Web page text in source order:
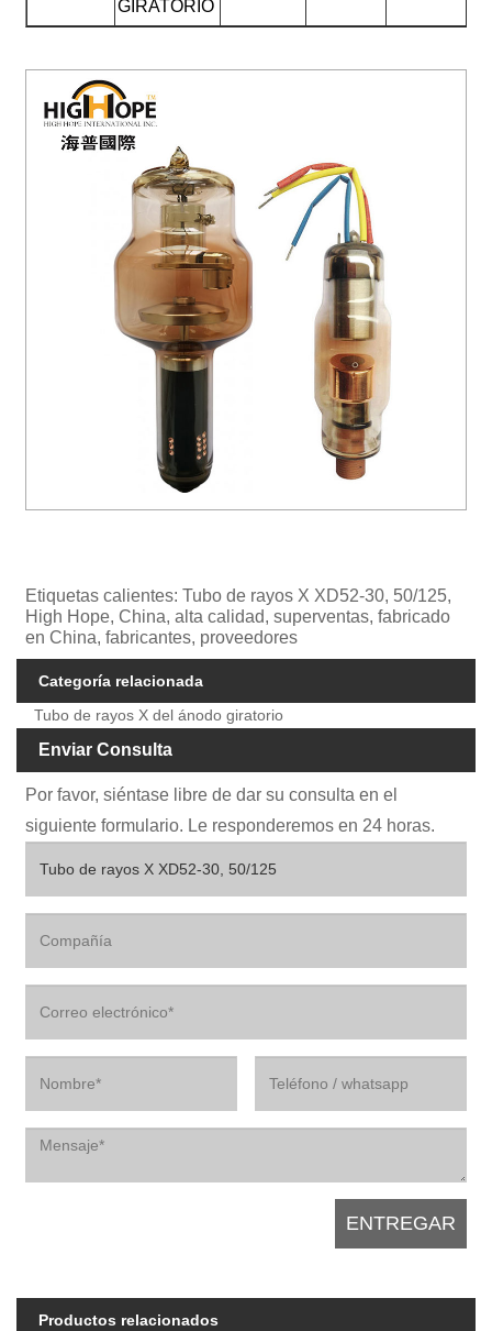
GIRATORIO
Etiquetas calientes: Tubo de rayos X XD52-30, 50/125,
High Hope, China, alta calidad, superventas, fabricado
en China, fabricantes, proveedores
Categoría relacionada
Tubo de rayos X del ánodo giratorio
Enviar Consulta
Por favor, siéntase libre de dar su consulta en el
siguiente formulario. Le responderemos en 24 horas.
Productos relacionados